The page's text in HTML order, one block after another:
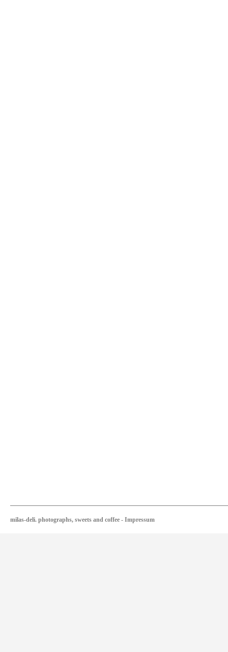
milas-deli. photographs, sweets and coffee - Impressum